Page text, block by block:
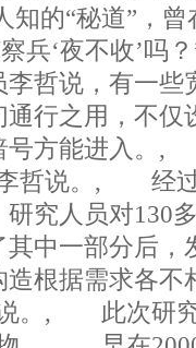
的“秘道”，曾
‘夜不收’吗？
哲说，有一些
行之用，不仅
号方能进入。
李哲说。, 经
究人员对130
中一部分后，
根据需求各不
说。, 此次研